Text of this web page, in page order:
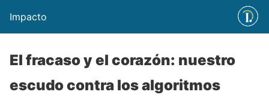
Impacto
El fracaso y el corazón: nuestro
escudo contra los algoritmos